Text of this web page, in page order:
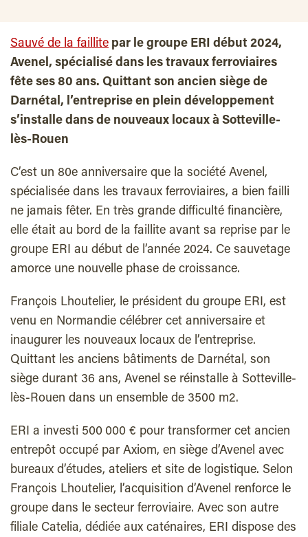
Sauvé de la faillite par le groupe ERI début 2024,
Avenel, spécialisé dans les travaux ferroviaires
fête ses 80 ans. Quittant son ancien siège de
Darnétal, l’entreprise en plein développement
s’installe dans de nouveaux locaux à Sotteville-
lès-Rouen
C’est un 80e anniversaire que la société Avenel,
spécialisée dans les travaux ferroviaires, a bien failli
ne jamais fêter. En très grande difficulté financière,
elle était au bord de la faillite avant sa reprise par le
groupe ERI au début de l’année 2024. Ce sauvetage
amorce une nouvelle phase de croissance.
François Lhoutelier, le président du groupe ERI, est
venu en Normandie célébrer cet anniversaire et
inaugurer les nouveaux locaux de l’entreprise.
Quittant les anciens bâtiments de Darnétal, son
siège durant 36 ans, Avenel se réinstalle à Sotteville-
lès-Rouen dans un ensemble de 3500 m2.
ERI a investi 500 000 € pour transformer cet ancien
entrepôt occupé par Axiom, en siège d’Avenel avec
bureaux d’études, ateliers et site de logistique. Selon
François Lhoutelier, l’acquisition d’Avenel renforce le
groupe dans le secteur ferroviaire. Avec son autre
filiale Catelia, dédiée aux caténaires, ERI dispose des